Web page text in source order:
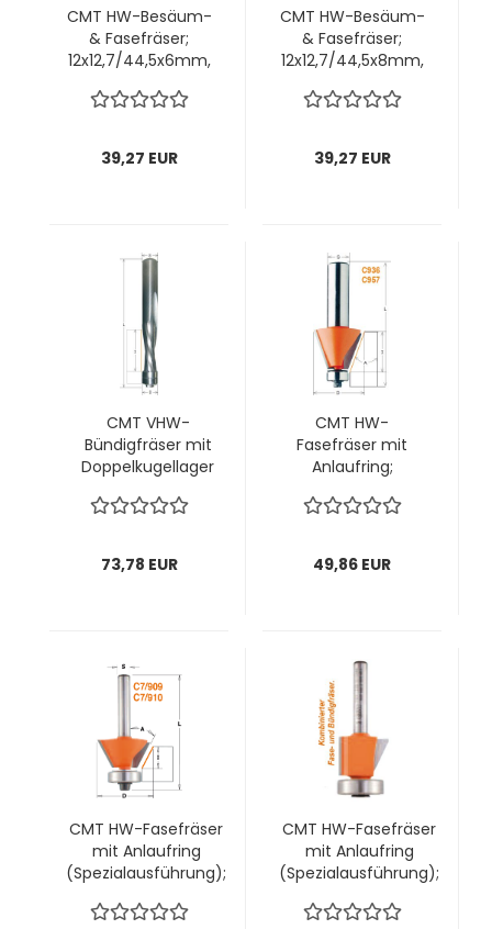
CMT HW-Besäum-
& Fasefräser;
12x12,7/44,5x6mm,
1 VPE = 1 Stck
39,27 EUR
CMT HW-Besäum-
& Fasefräser;
12x12,7/44,5x8mm,
1 VPE = 1 Stck
39,27 EUR
CMT VHW-
Bündigfräser mit
Doppelkugellager
6,35x25,4/76,2x6mm,
73,78 EUR
CMT HW-
Fasefräser mit
Anlaufring;
z2 ; Winkel 25°, 1
49,86 EUR
CMT HW-Fasefräser
mit Anlaufring
(Spezialausführung);
Winkel 30°, 1 VPE = 1
CMT HW-Fasefräser
mit Anlaufring
(Spezialausführung);
24,5x16/56,5x8mm,